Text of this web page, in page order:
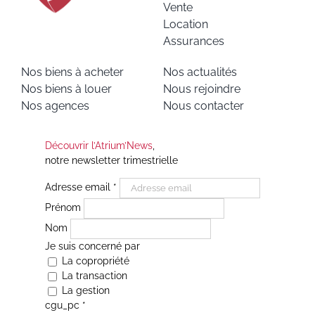
Vente
Location
Assurances
Nos biens à acheter
Nos biens à louer
Nos agences
Nos actualités
Nous rejoindre
Nous contacter
Découvrir l’Atrium’News,
notre newsletter trimestrielle
Adresse email *
Prénom
Nom
Je suis concerné par
La copropriété
La transaction
La gestion
cgu_pc *